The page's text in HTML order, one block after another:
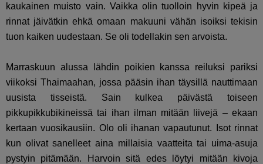
kaukainen muisto vain. Vaikka olin tuolloin hyvin kipeä ja
rinnat jäivätkin ehkä omaan makuuni vähän isoiksi tekisin
tuon kaiken uudestaan. Se oli todellakin sen arvoista.
Marraskuun alussa lähdin poikien kanssa reiluksi pariksi
viikoksi Thaimaahan, jossa pääsin ihan täysillä nauttimaan
uusista tisseistä. Sain kulkea päivästä toiseen
pikkupikkubikineissä tai ihan ilman mitään liivejä – ekaan
kertaan vuosikausiin. Olo oli ihanan vapautunut. Isot rinnat
kun olivat sanelleet aina millaisia vaatteita tai uima-asuja
pystyin pitämään. Harvoin sitä edes löytyi mitään kivoja